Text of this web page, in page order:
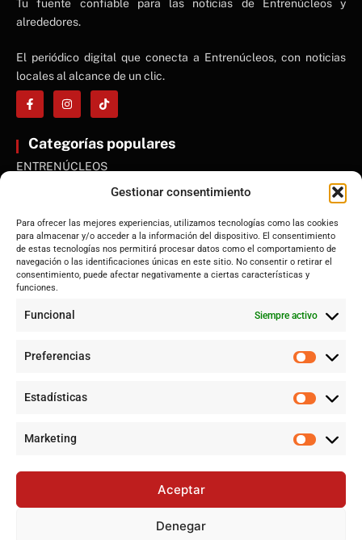
Gestionar consentimiento
Para ofrecer las mejores experiencias, utilizamos tecnologías como las cookies
para almacenar y/o acceder a la información del dispositivo. El consentimiento
de estas tecnologías nos permitirá procesar datos como el comportamiento de
navegación o las identificaciones únicas en este sitio. No consentir o retirar el
consentimiento, puede afectar negativamente a ciertas características y
funciones.
Funcional Siempre activo
Preferencias
Estadísticas
Marketing
Aceptar
Denegar
NEWS ELEMENTOR
Tu fuente confiable para las noticias de Entrenúcleos y
alrededores.
El periódico digital que conecta a Entrenúcleos, con noticias
locales al alcance de un clic.
Categorías populares
ENTRENÚCLEOS
Andalucía
Internacional
Tecnología
Sociedad
Jujutsu Kaisen: Cuando El Shōnen Decidió Crecer Sin Renunciar
Jujutsu Kaisen: El Shōnen que decidió evolucionar sin perder su